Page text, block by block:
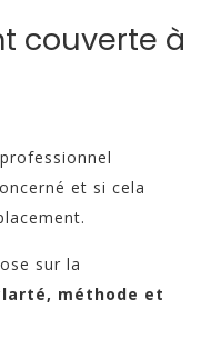
couverte à
et si cela
sur la
méthode et